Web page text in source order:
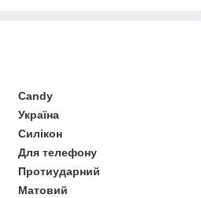
Candy
Україна
Силікон
Для телефону
Протиударний
Матовий